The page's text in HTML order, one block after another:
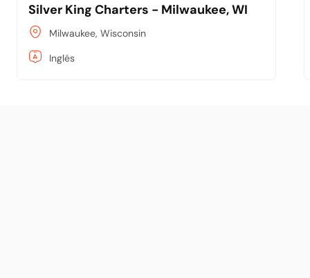
Silver King Charters - Milwaukee, WI
Milwaukee, Wisconsin
Inglés